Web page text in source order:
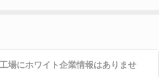
場にホワイト企業情報はありませ